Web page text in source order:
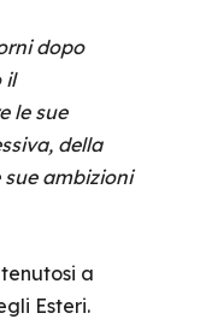
dopo
il
le sue
della
ambizioni
a
Esteri.